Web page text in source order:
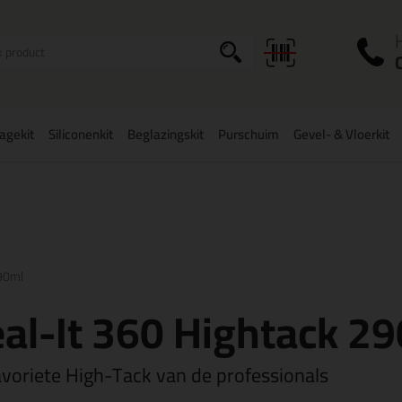
Siliconenkit Beglazingskit Purschuim Gevel- & Vloerkit
It 360 Hightack
High-Tack van de professionals